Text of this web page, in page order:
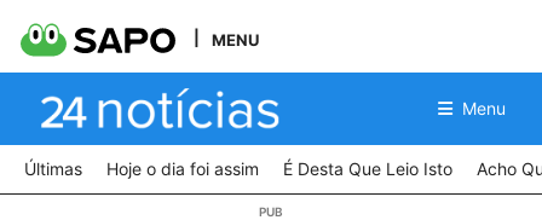
MENU
Menu
Últimas Hoje o dia foi assim É Desta Que Leio Isto Acho